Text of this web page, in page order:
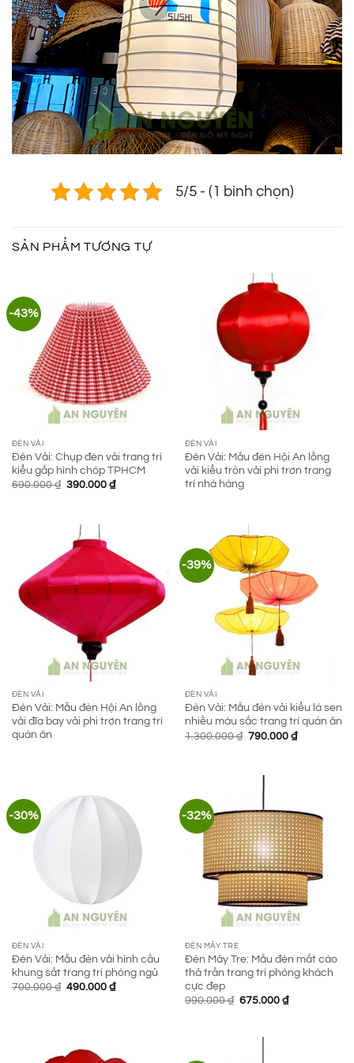
5/5 - (1 bình chọn)
SẢN PHẨM TƯƠNG TỰ
-43%
ĐÈN VẢI
Đèn Vải: Chụp đèn vải trang trí
kiểu gấp hình chóp TPHCM
690.000₫ Giá
390.000 ₫Giá
ĐÈN VẢI
Đèn Vải: Mẫu đèn Hội An lồng
vải kiểu tròn vải phi trơn trang
trí nhà hàng
ĐÈN VẢI
Đèn Vải: Mẫu đèn Hội An lồng
vải đĩa bay vải phi trơn trang trí
quán ăn
-39%
ĐÈN VẢI
Đèn Vải: Mẫu đèn vải kiểu lá sen
nhiều màu sắc trang trí quán ăn
1.300.000₫ Giá
790.000 ₫Giá
-30%
ĐÈN VẢI
Đèn Vải: Mẫu đèn vải hình cầu
khung sắt trang trí phòng ngủ
700.000₫ Giá
490.000 ₫Giá
-32%
ĐÈN MÂY TRE
Đèn Mây Tre: Mẫu đèn mắt cáo
thả trần trang trí phòng khách
cực đẹp
990.000₫ Giá
675.000 ₫Giá